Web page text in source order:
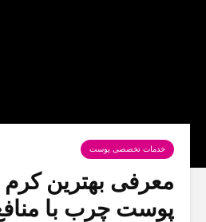
خدمات تخصصی پوست
معرفی بهترین کرم
پوست چرب با منافع